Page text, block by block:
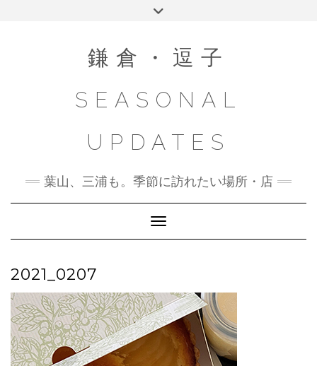
鎌倉・逗子
SEASONAL
UPDATES
葉山、三浦も。季節に訪れたい場所・店
Toggle Navigation
2021_0207